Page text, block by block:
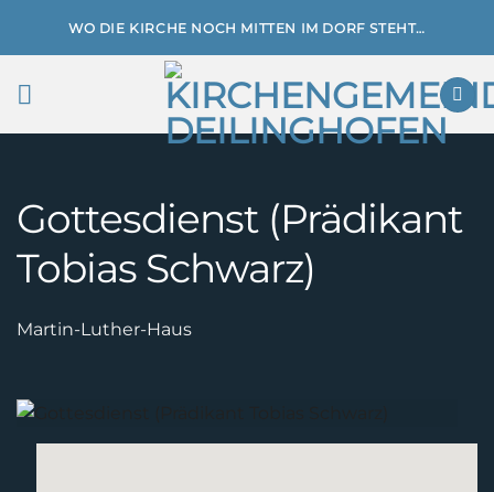
WO DIE KIRCHE NOCH MITTEN IM DORF STEHT…
Gottesdienst (Prädikant
Tobias Schwarz)
Martin-Luther-Haus